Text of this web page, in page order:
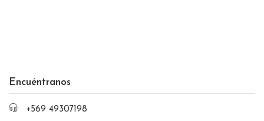
Encuéntranos
+569 49307198